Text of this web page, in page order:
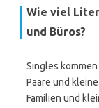
Wie viel
und Büros?
Singles
Paare und
Familien und